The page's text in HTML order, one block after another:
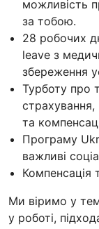
можливість
за тобою.
28 робочих
leave з
збереження
Турботу про
та
Програму
важливі
Компенсація
Ми віримо у
у роботі,